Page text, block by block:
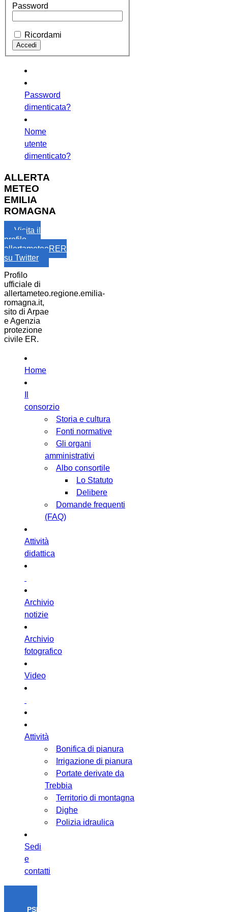
Password
Ricordami
Password
dimenticata?
Nome
utente
dimenticato?
ALLERTA
METEO
EMILIA
ROMAGNA
Visita il
profilo
allertameteoRER
su Twitter
Profilo
ufficiale di
allertameteo.regione.emilia-
romagna.it,
sito di Arpae
e Agenzia
protezione
civile ER.
Home
consorzio
Storia e cultura
Fonti normative
Gli organi
amministrativi
Albo consortile
Lo Statuto
Delibere
Domande frequenti
(FAQ)
Attività
didattica
Archivio
notizie
Archivio
fotografico
Video
Attività
Bonifica di pianura
Irrigazione di pianura
Portate derivate da
Trebbia
Territorio di montagna
Dighe
Polizia idraulica
Sedi
e
contatti
PSR